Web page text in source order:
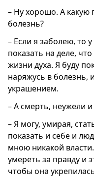
– Ну хорошо. А какую
болезнь?
– Если я заболею, то
показать на деле,
жизни духа. Я буду
наряжусь в болезнь,
украшением.
– А смерть, неужели
– Я могу, умирая,
показать и себе и
мною никакой
умереть за правду и
чтобы она